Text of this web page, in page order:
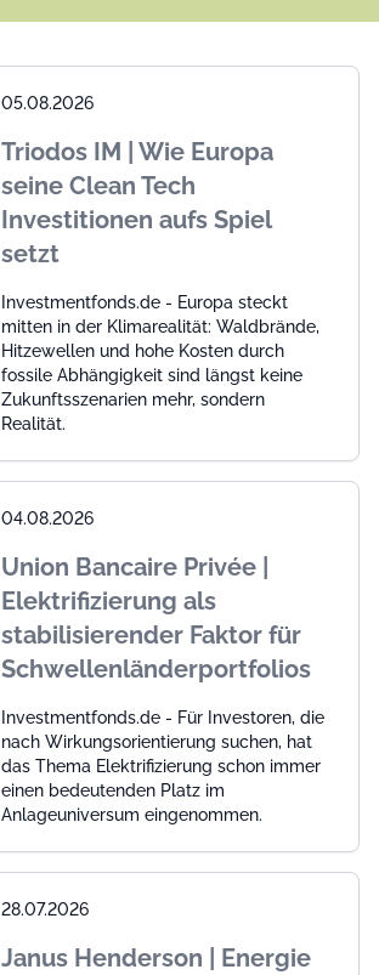
05.08.2026
Triodos IM | Wie Europa
seine Clean Tech
Investitionen aufs Spiel
setzt
Investmentfonds.de - Europa steckt
mitten in der Klimarealität: Waldbrände,
Hitzewellen und hohe Kosten durch
fossile Abhängigkeit sind längst keine
Zukunftsszenarien mehr, sondern
Realität.
04.08.2026
Union Bancaire Privée |
Elektrifizierung als
stabilisierender Faktor für
Schwellenländerportfolios
Investmentfonds.de - Für Investoren, die
nach Wirkungsorientierung suchen, hat
das Thema Elektrifizierung schon immer
einen bedeutenden Platz im
Anlageuniversum eingenommen.
28.07.2026
Janus Henderson | Energie